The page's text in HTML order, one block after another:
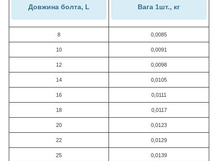
Довжина болта, L Вага 1шт., кг
8 0,0085
10 0,0091
12 0,0098
14 0,0105
16 0,0111
18 0,0117
20 0,0123
22 0,0129
25 0,0139